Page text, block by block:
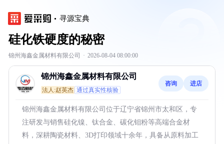
寻源宝典
硅化铁硬度的秘密
锦州海鑫金属材料有限公司 · 2026-08-04 08:00:00
锦州海鑫金属材料有限公司
法人:赵英杰 通过真实性核验
咨询 进店
锦州海鑫金属材料有限公司位于辽宁省锦州市太和区，专
注研发与销售硅化镍、钛合金、碳化钼粉等高端合金材
料，深耕陶瓷材料、3D打印领域十余年，具备从原料加工